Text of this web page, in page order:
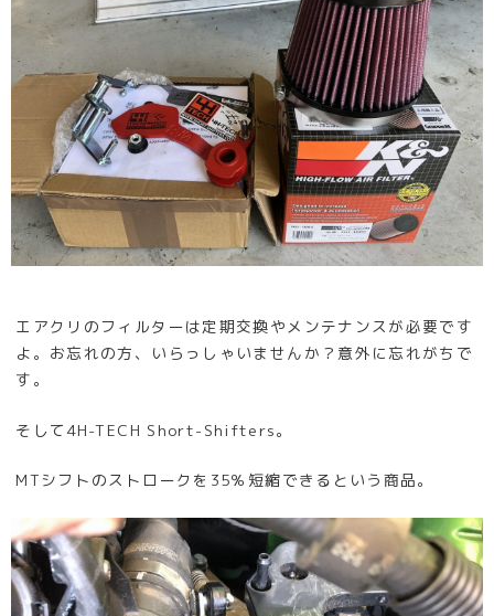
エアクリのフィルターは定期交換やメンテナンスが必要です
よ。お忘れの方、いらっしゃいませんか？意外に忘れがちで
す。
そして4H-TECH Short-Shifters。
MTシフトのストロークを35％短縮できるという商品。